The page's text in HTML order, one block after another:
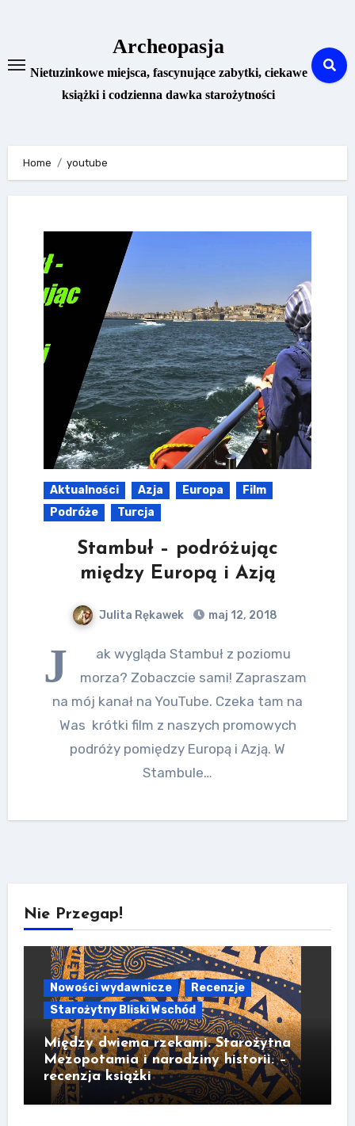
Archeopasja
Nietuzinkowe miejsca, fascynujące zabytki, ciekawe
książki i codzienna dawka starożytności
Home youtube
Aktualności Azja Europa
Film
Podróże
Turcja
Stambuł – podróżując
między Europą i Azją
Julita Rękawek maj 12, 2018
J
ak wygląda Stambuł z poziomu
morza? Zobaczcie sami! Zapraszam
na mój kanał na YouTube. Czeka tam na
Was krótki film z naszych promowych
podróży pomiędzy Europą i Azją. W
Stambule…
Nie Przegap!
Nowości wydawnicze
Recenzje
Starożytny Bliski Wschód
Między dwiema rzekami. Starożytna
Mezopotamia i narodziny historii. –
recenzja książki